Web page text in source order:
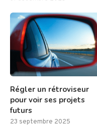
Régler un rétroviseur
pour voir ses projets
futurs
23 septembre 2025